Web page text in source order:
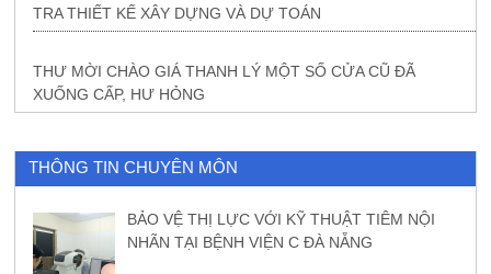
TRA THIẾT KẾ XÂY DỰNG VÀ DỰ TOÁN
THƯ MỜI CHÀO GIÁ THANH LÝ MỘT SỐ CỬA CŨ ĐÃ
XUỐNG CẤP, HƯ HỎNG
THÔNG TIN CHUYÊN MÔN
BẢO VỆ THỊ LỰC VỚI KỸ THUẬT TIÊM NỘI
NHÃN TẠI BỆNH VIỆN C ĐÀ NẴNG